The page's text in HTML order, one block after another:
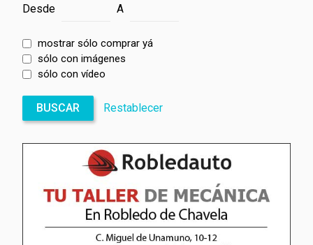
Desde A
mostrar sólo comprar yá
sólo con imágenes
sólo con vídeo
BUSCAR Restablecer